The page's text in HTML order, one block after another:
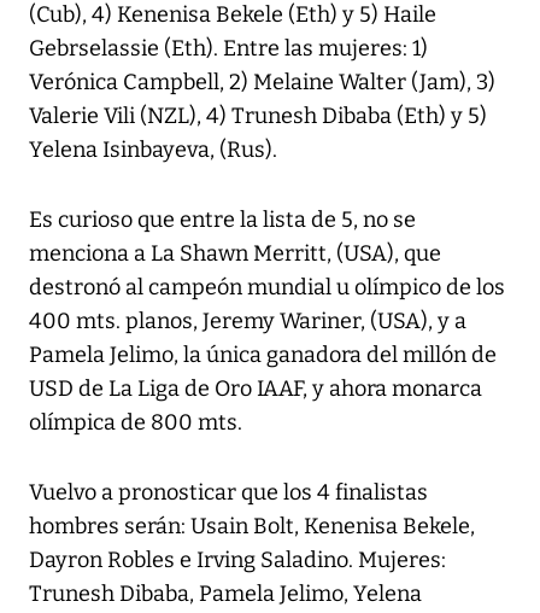
(Cub), 4) Kenenisa Bekele (Eth) y 5) Haile
Gebrselassie (Eth). Entre las mujeres: 1)
Verónica Campbell, 2) Melaine Walter (Jam), 3)
Valerie Vili (NZL), 4) Trunesh Dibaba (Eth) y 5)
Yelena Isinbayeva, (Rus).
Es curioso que entre la lista de 5, no se
menciona a La Shawn Merritt, (USA), que
destronó al campeón mundial u olímpico de los
400 mts. planos, Jeremy Wariner, (USA), y a
Pamela Jelimo, la única ganadora del millón de
USD de La Liga de Oro IAAF, y ahora monarca
olímpica de 800 mts.
Vuelvo a pronosticar que los 4 finalistas
hombres serán: Usain Bolt, Kenenisa Bekele,
Dayron Robles e Irving Saladino. Mujeres:
Trunesh Dibaba, Pamela Jelimo, Yelena